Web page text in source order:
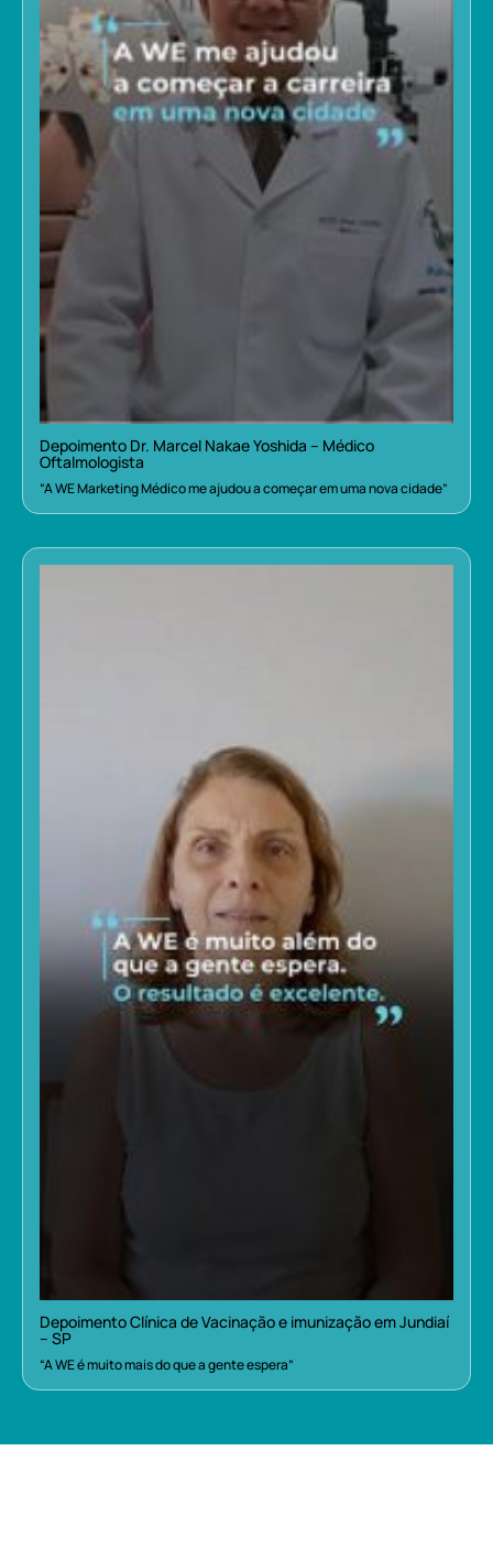
Depoimento Dr. Marcel Nakae Yoshida – Médico
Oftalmologista
“A WE Marketing Médico me ajudou a começar em uma nova cidade”
Depoimento Clínica de Vacinação e imunização em Jundiaí
– SP
“A WE é muito mais do que a gente espera”